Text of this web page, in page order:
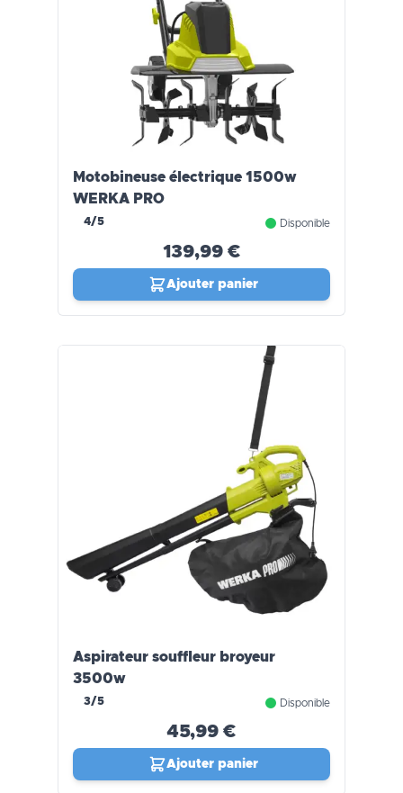
Motobineuse électrique 1500w
WERKA PRO
4/5 Disponible
139,99 €
Ajouter panier
Aspirateur souffleur broyeur
3500w
3/5 Disponible
45,99 €
Ajouter panier